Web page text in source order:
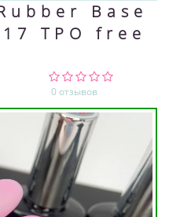
Base
TPO free
0 отзывов